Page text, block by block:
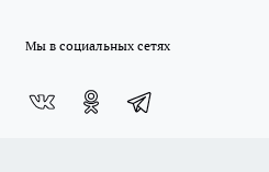
Мы в социальных сетях